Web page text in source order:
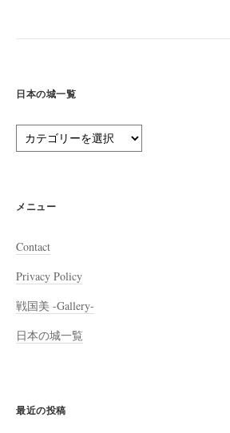
日本の城一覧
本
一
メニュー
Contact
Privacy Policy
戦国美 -Gallery-
日本の城一覧
最近の投稿